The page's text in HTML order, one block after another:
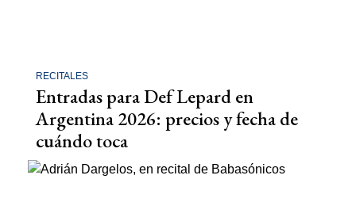
RECITALES
Entradas para Def Lepard en
Argentina 2026: precios y fecha de
cuándo toca